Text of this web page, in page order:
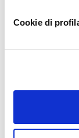
Cookie di
Thank you for
ideas. It is your
registrace na